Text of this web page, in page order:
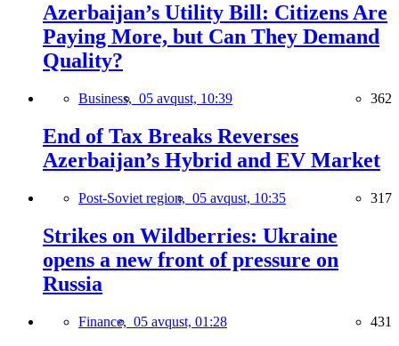
Azerbaijan’s Utility Bill: Citizens Are
Paying More, but Can They Demand
Quality?
Business, 05 avqust, 10:39 362
End of Tax Breaks Reverses
Azerbaijan’s Hybrid and EV Market
Post-Soviet region, 05 avqust, 10:35 317
Strikes on Wildberries: Ukraine
opens a new front of pressure on
Russia
Finance, 05 avqust, 01:28 431